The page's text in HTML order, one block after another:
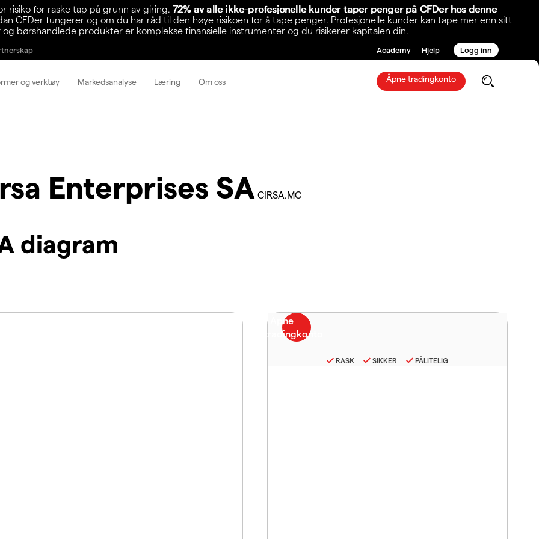
risiko for raske tap på grunn av giring.72% av alle ikke-profesjonelle kunder taper penger på CFDer hos denne
CFDer fungerer og om du har råd til den høye risikoen for å tape penger. Profesjonelle kunder kan tape mer enn sitt
børshandlede produkter er komplekse finansielle instrumenter og du risikerer kapitalen din.
Academy Hjelp Logg inn
og verktøy Markedsanalyse Læring Om oss Åpne tradingkonto
Enterprises SA CIRSA.MC
diagram
RASK SIKKER PÅLITELIG